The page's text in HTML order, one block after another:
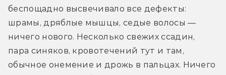
беспощадно высвечивало все дефекты:
шрамы, дряблые мышцы, седые волосы —
ничего нового. Несколько свежих ссадин,
пара синяков, кровотечений тут и там,
обычное онемение и дрожь в пальцах. Ничего